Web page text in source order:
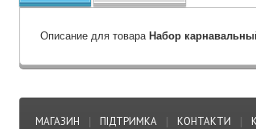
Описание для товара Набор
МАГАЗИН ПІДТРИМКА КОНТАКТИ